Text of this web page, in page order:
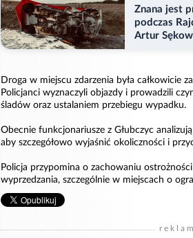
Znana jest
podczas
Artur
Droga w miejscu zdarzenia była całkowicie
Policjanci wyznaczyli objazdy i prowadzili
śladów oraz ustalaniem przebiegu wypadku.
Obecnie funkcjonariusze z Głubczyc
aby szczegółowo wyjaśnić okoliczności i
Policja przypomina o zachowaniu
wyprzedzania, szczególnie w miejscach o